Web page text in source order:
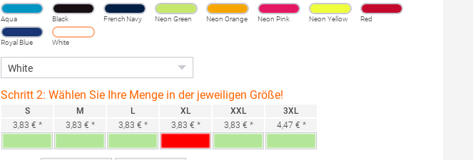
Aqua Black French Navy Neon Green Neon Orange Neon Pink Neon Yellow Red
Royal Blue White
Schritt 2: Wählen Sie Ihre Menge in der jeweiligen Größe!
S
3,83 € *
M
3,83 € *
L
3,83 € *
XL
3,83 € *
XXL
3,83 € *
3XL
4,47 € *